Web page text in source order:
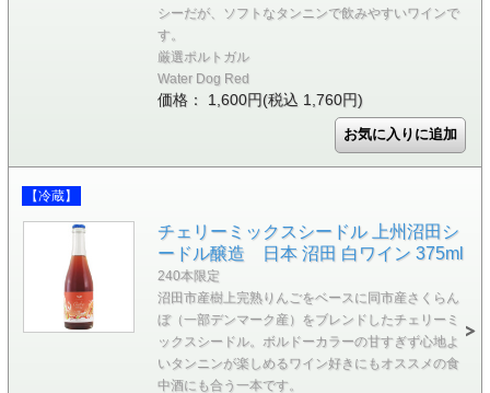
シーだが、ソフトなタンニンで飲みやすいワインで
す。
厳選ポルトガル
Water Dog Red
価格： 1,600円(税込 1,760円)
【冷蔵】
チェリーミックスシードル 上州沼田シ
ードル醸造 日本 沼田 白ワイン 375ml
240本限定
沼田市産樹上完熟りんごをベースに同市産さくらん
ぼ（一部デンマーク産）をブレンドしたチェリーミ
ックスシードル。ボルドーカラーの甘すぎず心地よ
いタンニンが楽しめるワイン好きにもオススメの食
中酒にも合う一本です。